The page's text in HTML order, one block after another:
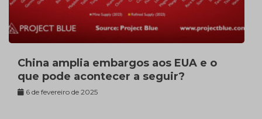
China amplia embargos aos EUA e o
que pode acontecer a seguir?
6 de fevereiro de 2025